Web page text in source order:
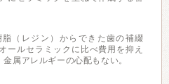
（レジン）からできた歯の補綴
ールセラミックに比べ費用を抑え
属アレルギーの心配もない。